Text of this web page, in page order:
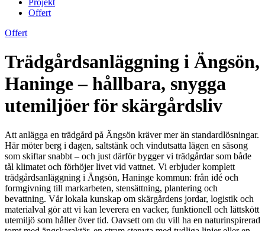
Projekt
Offert
Offert
Trädgårdsanläggning i Ängsön,
Haninge – hållbara, snygga
utemiljöer för skärgårdsliv
Att anlägga en trädgård på Ängsön kräver mer än standardlösningar.
Här möter berg i dagen, saltstänk och vindutsatta lägen en säsong
som skiftar snabbt – och just därför bygger vi trädgårdar som både
tål klimatet och förhöjer livet vid vattnet. Vi erbjuder komplett
trädgårdsanläggning i Ängsön, Haninge kommun: från idé och
formgivning till markarbeten, stensättning, plantering och
bevattning. Vår lokala kunskap om skärgårdens jordar, logistik och
materialval gör att vi kan leverera en vacker, funktionell och lättskött
utemiljö som håller över tid. Oavsett om du vill ha en naturinspirerad